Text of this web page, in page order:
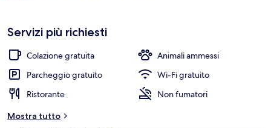
Servizi più richiesti
Colazione gratuita
Animali ammessi
Parcheggio gratuito
Wi-Fi gratuito
Ristorante
Non fumatori
Mostra tutto